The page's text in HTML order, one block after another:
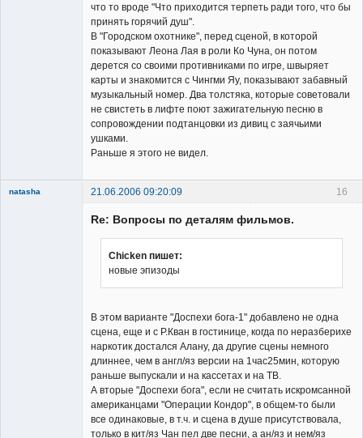
что то вроде "Что приходится терпеть ради того, что бы
принять горячий душ".
В "Городском охотнике", перед сценой, в которой
показывают Леона Лая в роли Ко Чуна, он потом
дерется со своими противниками по игре, швыряет
карты и знакомится с Чингми Яу, показывают забавный
музыкальный номер. Два толстяка, которые советовали
не свистеть в лифте поют зажигательную песню в
сопровождении подтанцовки из дивиц с заячьими
ушками.
Раньше я этого не видел.
16
natasha 21.06.2006 09:20:09
Re: Вопросы по деталям фильмов.
Chicken пишет:
новые эпизоды
В этом варианте "Доспехи бога-1" добавлено не одна
сцена, еще и с Р.Кван в гостинице, когда по неразберихе
наркотик достался Алану, да другие сцены немного
длиннее, чем в англ/яз версии на 1час25мин, которую
раньше выпускали и на кассетах и на ТВ.
А вторые "Доспехи бога", если не считать искромсанной
американцами "Операции Кондор", в общем-то были
все одинаковые, в т.ч. и сцена в душе присутствовала,
только в кит/яз Чан пел две песни, а ан/яз и нем/яз